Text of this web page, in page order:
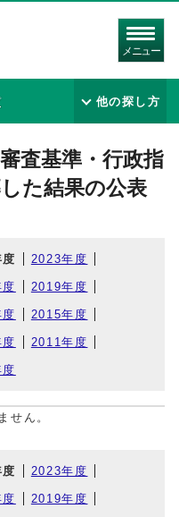
メニュー
他の探し方
査基準・行政指
た結果の公表
2023年度
2019年度
2015年度
2011年度
せん。
2023年度
2019年度